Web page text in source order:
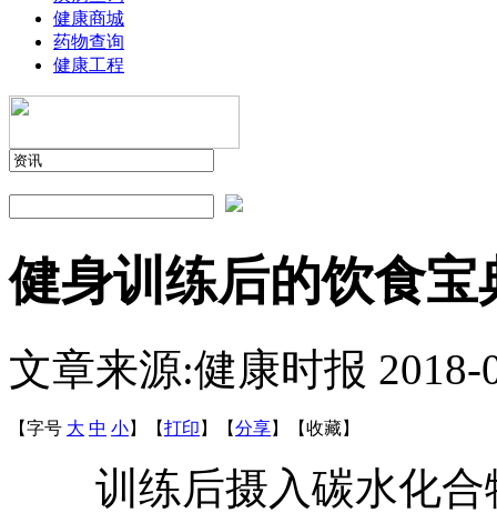
健康商城
药物查询
健康工程
健身训练后的饮食宝
文章来源:健康时报 2018-
【字号 大 中 小】 【打印 】 【分享】 【收藏】
训练后摄入碳水化合